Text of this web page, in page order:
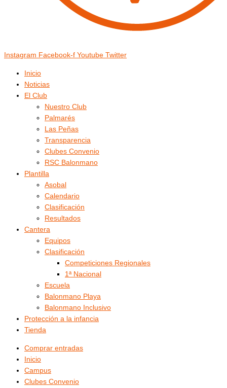
Instagram Facebook-f Youtube Twitter
Inicio
Noticias
El Club
Nuestro Club
Palmarés
Las Peñas
Transparencia
Clubes Convenio
RSC Balonmano
Plantilla
Asobal
Calendario
Clasificación
Resultados
Cantera
Equipos
Clasificación
Competiciones Regionales
1ª Nacional
Escuela
Balonmano Playa
Balonmano Inclusivo
Protección a la infancia
Tienda
Comprar entradas
Inicio
Campus
Clubes Convenio